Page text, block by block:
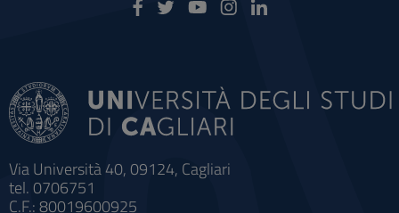
Via Università 40, 09124, Cagliari
tel. 0706751
C.F.: 80019600925